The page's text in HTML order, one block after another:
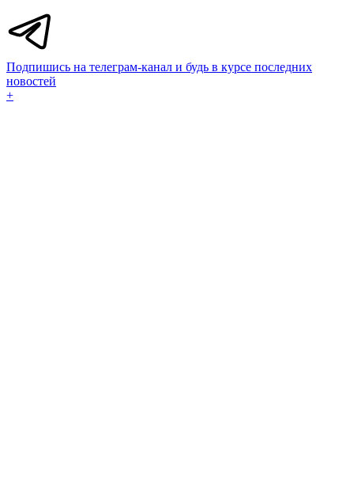
Подпишись на телеграм-канал и будь в курсе последних
новостей
+